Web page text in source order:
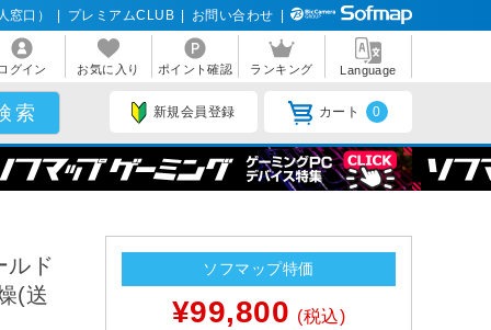
窓口） プレミアムCLUB お問い合わせ
グイン お気に入り ポイント確認 ランキング Language
新規会員登録 カート 0
ルド
(送
ソフマップ特価
¥99,800 (税込)